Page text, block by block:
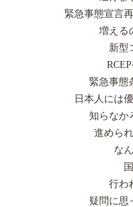
緊急事態宣言
増える
新型
緊急事態
日本人には
知らなか
進めら
な
行わ
疑問に思